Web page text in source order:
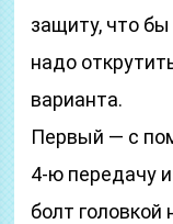
защиту, что
надо
варианта.
Первый — с
4-ю передачу
болт головкой